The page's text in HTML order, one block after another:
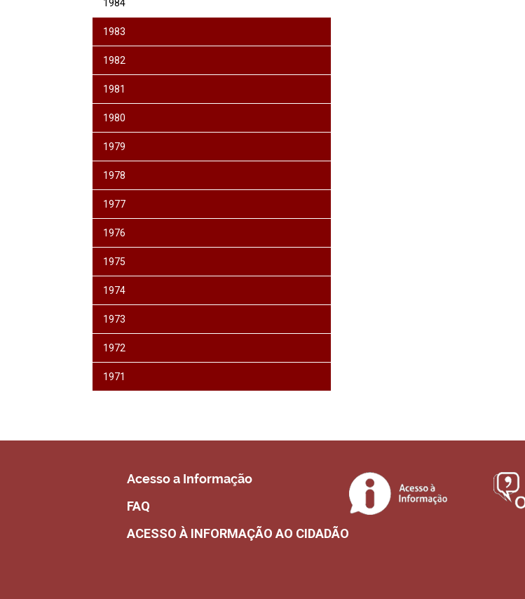
1984
1983
1982
1981
1980
1979
1978
1977
1976
1975
1974
1973
1972
1971
Acesso a Informação
FAQ
ACESSO À INFORMAÇÃO AO CIDADÃO